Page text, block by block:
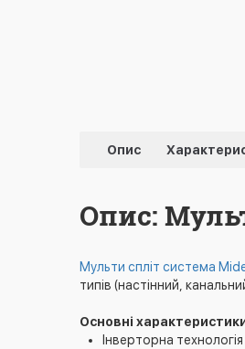
Опис
Опис:
Мульти спліт система
типів (настінний,
Основні
Інверторна технологія